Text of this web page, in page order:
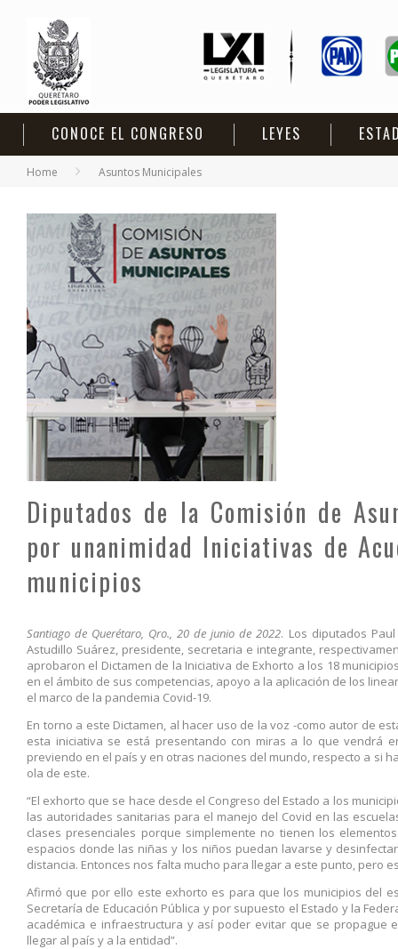
CONOCE EL CONGRESO LEYES
Home Asuntos Municipales
Diputados de la Comisión de
por unanimidad Iniciativas de
municipios
Santiago de Querétaro, Qro., 20 de junio de 2022. Los diputados
Astudillo Suárez, presidente, secretaria e integrante,
aprobaron el Dictamen de la Iniciativa de Exhorto a los 18
en el ámbito de sus competencias, apoyo a la aplicación de los
el marco de la pandemia Covid-19.
En torno a este Dictamen, al hacer uso de la voz -como autor de
esta iniciativa se está presentando con miras a lo que vendrá
previendo en el país y en otras naciones del mundo, respecto a si
ola de este.
“El exhorto que se hace desde el Congreso del Estado a los
las autoridades sanitarias para el manejo del Covid en las
clases presenciales porque simplemente no tienen los
espacios donde las niñas y los niños puedan lavarse y
distancia. Entonces nos falta mucho para llegar a este punto, pero
Afirmó que por ello este exhorto es para que los municipios del
Secretaría de Educación Pública y por supuesto el Estado y la
académica e infraestructura y así poder evitar que se propague
llegar al país y a la entidad”.